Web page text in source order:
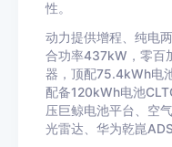
性。
动力提供增程、纯电
合功率437kW，零百
器，顶配75.4kWh电
配备120kWh电池
压巨鲸电池平台、空
光雷达、华为乾崑